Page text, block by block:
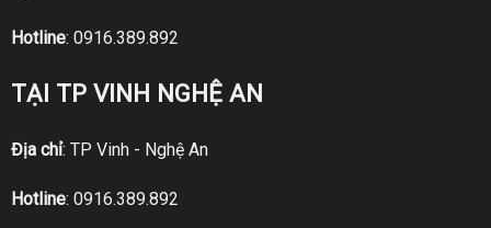
Hotline: 0916.389.892
TẠI TP VINH NGHỆ AN
Địa chỉ: TP Vinh - Nghệ An
Hotline: 0916.389.892